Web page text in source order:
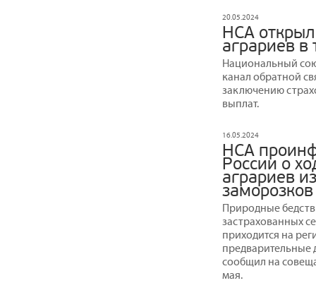
20.05.2024
НСА
аграриев
Национальный
канал обратной
заключению
выплат.
16.05.2024
НСА
России о
аграриев
заморозков
Природные
застрахованных
приходится на
сообщил на
мая.